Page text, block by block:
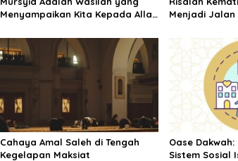
t
i
Menyampaikan Kita Kepada Allah
Menjadi Jalan
Cahaya Amal Saleh di Tengah
Kegelapan Maksiat
Oase
Sistem Sosial